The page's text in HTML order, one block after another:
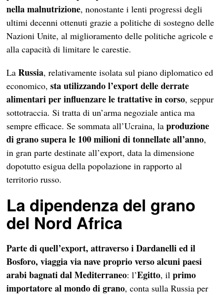
nella malnutrizione, nonostante i lenti progressi degli
ultimi decenni ottenuti grazie a politiche di sostegno delle
Nazioni Unite, al miglioramento delle politiche agricole e
alla capacità di limitare le carestie.
LaRussia, relativamente isolata sul piano diplomatico ed
economico,sta utilizzando l’export delle derrate
alimentari per influenzare le trattative in corso, seppur
sottotraccia. Si tratta di un’arma negoziale antica ma
sempre efficace. Se sommata all’Ucraina, laproduzione
di grano supera le 100 milioni di tonnellate all’anno,
in gran parte destinate all’export, data la dimensione
dopotutto esigua della popolazione in rapporto al
territorio russo.
La dipendenza del grano
del Nord Africa
Parte di quell’export, attraverso i Dardanelli ed il
Bosforo, viaggia via nave proprio verso alcuni paesi
arabi bagnati dal Mediterraneo: l’Egitto, ilprimo
importatore al mondo di grano, conta sulla Russia per